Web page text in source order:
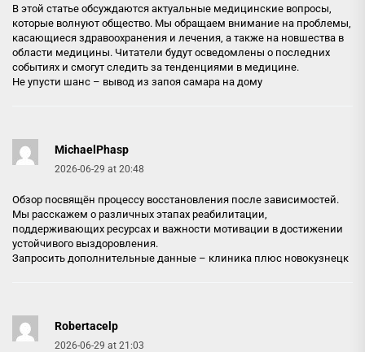
В этой статье обсуждаются актуальные медицинские вопросы,
которые волнуют общество. Мы обращаем внимание на проблемы,
касающиеся здравоохранения и лечения, а также на новшества в
области медицины. Читатели будут осведомлены о последних
событиях и смогут следить за тенденциями в медицине.
Не упусти шанс – вывод из запоя самара на дому
MichaelPhasp
2026-06-29 at 20:48
Обзор посвящён процессу восстановления после зависимостей.
Мы расскажем о различных этапах реабилитации,
поддерживающих ресурсах и важности мотивации в достижении
устойчивого выздоровления.
Запросить дополнительные данные – клиника плюс новокузнецк
Robertacelp
2026-06-29 at 21:03